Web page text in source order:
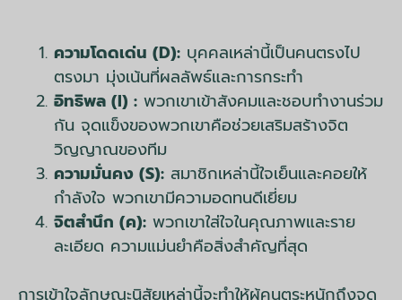
ความโดดเด่น (D): บุคคลเหล่านี้เป็นคนตรงไป
ตรงมา มุ่งเน้นที่ผลลัพธ์และการกระทำ
อิทธิพล (I) : พวกเขาเข้าสังคมและชอบทำงานร่วม
กัน จุดแข็งของพวกเขาคือช่วยเสริมสร้างจิต
วิญญาณของทีม
ความมั่นคง (S): สมาชิกเหล่านี้ใจเย็นและคอยให้
กำลังใจ พวกเขามีความอดทนดีเยี่ยม
จิตสำนึก (ค): พวกเขาใส่ใจในคุณภาพและราย
ละเอียด ความแม่นยำคือสิ่งสำคัญที่สุด
การเข้าใจลักษณะนิสัยเหล่านี้จะทำให้ผู้คนตระหนักถึงจุด